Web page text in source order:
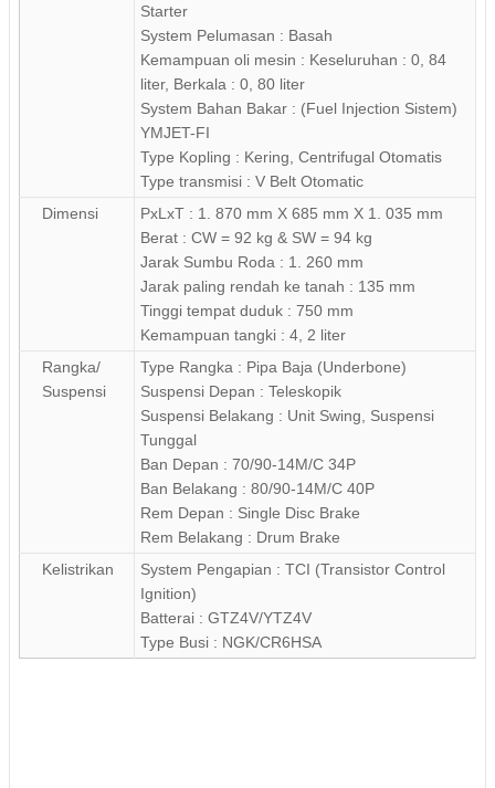
Starter
System Pelumasan : Basah
Kemampuan oli mesin : Keseluruhan : 0, 84
liter, Berkala : 0, 80 liter
System Bahan Bakar : (Fuel Injection Sistem)
YMJET-FI
Type Kopling : Kering, Centrifugal Otomatis
Type transmisi : V Belt Otomatic
Dimensi
PxLxT : 1. 870 mm X 685 mm X 1. 035 mm
Berat : CW = 92 kg & SW = 94 kg
Jarak Sumbu Roda : 1. 260 mm
Jarak paling rendah ke tanah : 135 mm
Tinggi tempat duduk : 750 mm
Kemampuan tangki : 4, 2 liter
Rangka/
Suspensi
Type Rangka : Pipa Baja (Underbone)
Suspensi Depan : Teleskopik
Suspensi Belakang : Unit Swing, Suspensi
Tunggal
Ban Depan : 70/90-14M/C 34P
Ban Belakang : 80/90-14M/C 40P
Rem Depan : Single Disc Brake
Rem Belakang : Drum Brake
Kelistrikan
System Pengapian : TCI (Transistor Control
Ignition)
Batterai : GTZ4V/YTZ4V
Type Busi : NGK/CR6HSA